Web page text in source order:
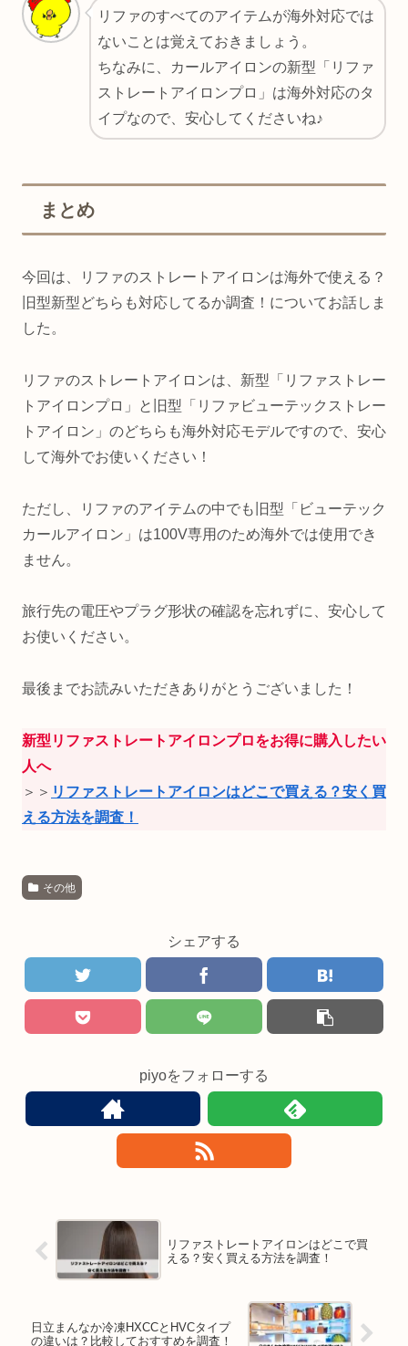
リファのすべてのアイテムが海外対応では
ないことは覚えておきましょう。
ちなみに、カールアイロンの新型「リファ
ストレートアイロンプロ」は海外対応のタ
イプなので、安心してくださいね♪
まとめ
今回は、リファのストレートアイロンは海外で使える？
旧型新型どちらも対応してるか調査！についてお話しま
した。
リファのストレートアイロンは、新型「リファストレー
トアイロンプロ」と旧型「リファビューテックストレー
トアイロン」のどちらも海外対応モデルですので、安心
して海外でお使いください！
ただし、リファのアイテムの中でも旧型「ビューテック
カールアイロン」は100V専用のため海外では使用でき
ません。
旅行先の電圧やプラグ形状の確認を忘れずに、安心して
お使いください。
最後までお読みいただきありがとうございました！
新型リファストレートアイロンプロをお得に購入したい
人へ
＞＞ リファストレートアイロンはどこで買える？安く買
える方法を調査！
その他
シェアする
piyoをフォローする
リファストレートアイロンはどこで買
える？安く買える方法を調査！
日立まんなか冷凍HXCCとHVCタイプ
の違いは？比較しておすすめを調査！